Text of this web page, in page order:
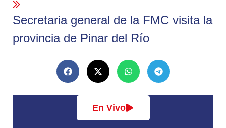
Secretaria general de la FMC visita la
provincia de Pinar del Río
En Vivo